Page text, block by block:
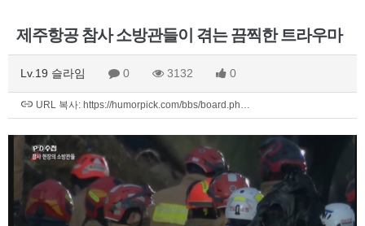
제주항공 참사 소방관들이 겪는 끔찍한 트라우마
Lv.19 슬라임 0 3132 0
URL 복사: https://humorpick.com/bbs/board.ph…